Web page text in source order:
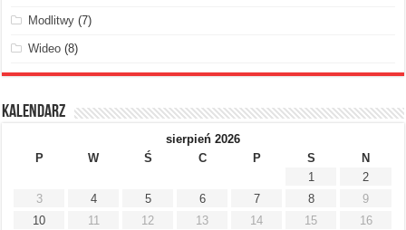
Modlitwy (7)
Wideo (8)
Kalendarz
sierpień 2026
P
W Ś C P S
N
1
2
3
4 5 6 7 8
9
10
11 12 13 14 15
16